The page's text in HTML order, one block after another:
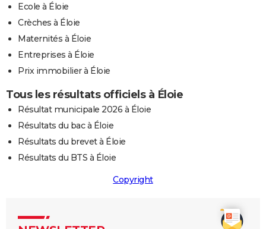
Ecole à Éloie
Crèches à Éloie
Maternités à Éloie
Entreprises à Éloie
Prix immobilier à Éloie
Tous les résultats officiels à Éloie
Résultat municipale 2026 à Éloie
Résultats du bac à Éloie
Résultats du brevet à Éloie
Résultats du BTS à Éloie
Copyright